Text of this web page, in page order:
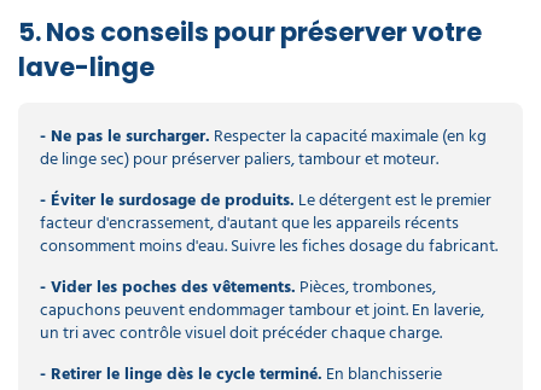
5. Nos conseils pour préserver votre
lave-linge
- Ne pas le surcharger. Respecter la capacité maximale (en kg
de linge sec) pour préserver paliers, tambour et moteur.
- Éviter le surdosage de produits. Le détergent est le premier
facteur d'encrassement, d'autant que les appareils récents
consomment moins d'eau. Suivre les fiches dosage du fabricant.
- Vider les poches des vêtements. Pièces, trombones,
capuchons peuvent endommager tambour et joint. En laverie,
un tri avec contrôle visuel doit précéder chaque charge.
- Retirer le linge dès le cycle terminé. En blanchisserie